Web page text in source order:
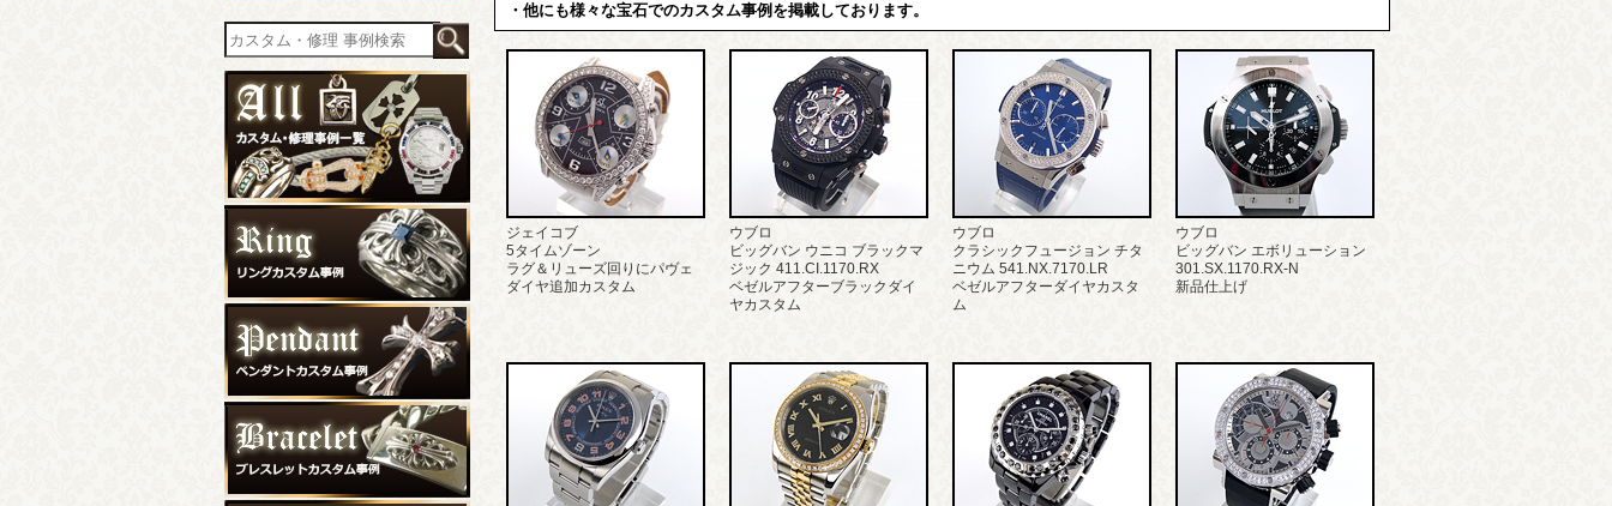
・他にも様々な宝石でのカスタム事例を掲載しております。
ジェイコブ
5タイムゾーン
ラグ＆リューズ回りにパヴェ
ダイヤ追加カスタム
ウブロ
ビッグバン ウニコ ブラックマ
ジック 411.CI.1170.RX
ベゼルアフターブラックダイ
ヤカスタム
ウブロ
クラシックフュージョン チタ
ニウム 541.NX.7170.LR
ベゼルアフターダイヤカスタ
ム
ウブロ
ビッグバン エボリューション
301.SX.1170.RX-N
新品仕上げ